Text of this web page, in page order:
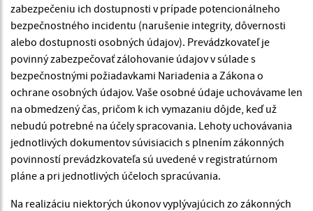
zabezpečeniu ich dostupnosti v prípade potencionálneho
bezpečnostného incidentu (narušenie integrity, dôvernosti
alebo dostupnosti osobných údajov). Prevádzkovateľ je
povinný zabezpečovať zálohovanie údajov v súlade s
bezpečnostnými požiadavkami Nariadenia a Zákona o
ochrane osobných údajov. Vaše osobné údaje uchovávame len
na obmedzený čas, pričom k ich vymazaniu dôjde, keď už
nebudú potrebné na účely spracovania. Lehoty uchovávania
jednotlivých dokumentov súvisiacich s plnením zákonných
povinností prevádzkovateľa sú uvedené v registratúrnom
pláne a pri jednotlivých účeloch spracúvania.
Na realizáciu niektorých úkonov vyplývajúcich zo zákonných